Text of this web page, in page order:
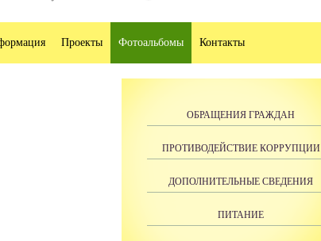
ОБРАЩЕНИЯ ГРАЖДАН
ПРОТИВОДЕЙСТВИЕ КОРРУПЦИИ
ДОПОЛНИТЕЛЬНЫЕ СВЕДЕНИЯ
ПИТАНИЕ
Проекты Фотоальбомы Контакты